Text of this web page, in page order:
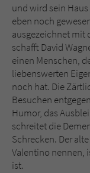
und wird sein
eben noch
ausgezeichnet mit
schafft David
einen Menschen,
liebenswerten
noch hat. Die
Besuchen
Humor, das
schreitet die
Schrecken. Der
Valentino nennen,
ist.
Anbieter
Laufzeit
Zweck